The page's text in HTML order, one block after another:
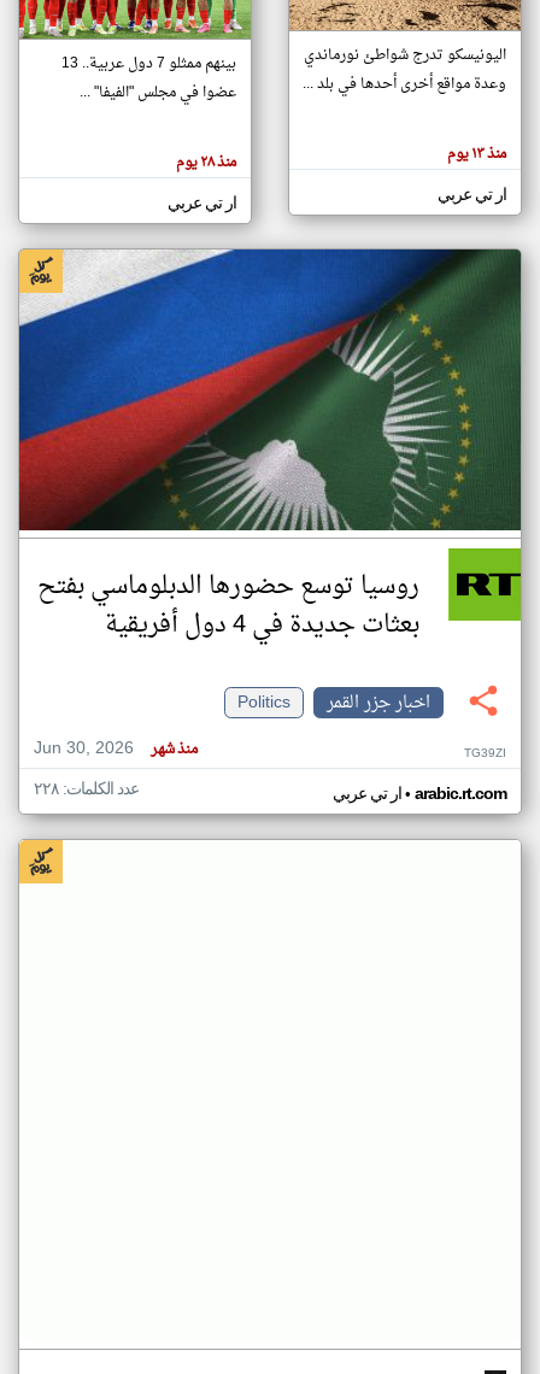
تغيير الدولة
اخبار جزر القمر على مدار الساعة
أهم اخبار جزر القمر العاجلة والمباشرة
هنا عن
وجهة
كاتبيها.
اليونيسكو تدرج شواطئ نورماندي
وعدة مواقع أخرى أحدها في بلد ...
منذ ١٣ يوم
ار تي عربي
بينهم ممثلو 7 دول عربية.. 13
عضوا في مجلس "الفيفا" ...
منذ ٢٨ يوم
ار تي عربي
روسيا توسع حضورها الدبلوماسي بفتح
بعثات جديدة في 4 دول أفريقية
اخبار جزر القمر
Politics
Jun 30, 2026
منذ شهر TG39ZI
ار تي عربي• arabic.rt.com عدد الكلمات: ٢٢٨
klyoum.com